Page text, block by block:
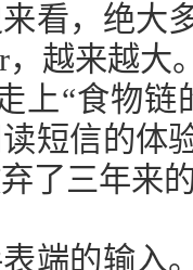
看，绝大
，越来越
上“食物
短信的体
了三年来
端的输入